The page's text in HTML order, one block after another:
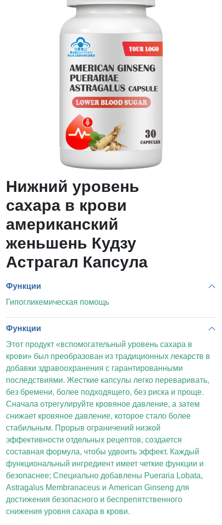
Нижний уровень
сахара в крови
американский
женьшень Кудзу
Астрагал Капсула
Функции
Гипогликемическая помощь
Функции
Этот продукт «вспомогательный уровень сахара в
крови» был преобразован из традиционных лекарств в
добавки здравоохранения с гарантированными
последствиями. Жесткие капсулы легко переваривать,
без бремени, более подходящего, без риска и проще.
Сначала отрегулируйте кровяное давление, а затем
снижает кровяное давление, которое стало более
стабильным. Прорыв ограничений низкой
эффективности отдельных рецептов, создается
составная формула, чтобы удвоить эффект. Каждый
функциональный ингредиент имеет четкие функции и
безопаснее; Специально добавлены Pueraria Lobata,
Astragalus Membranaceus и American Ginseng для
достижения безопасного и беспрепятственного
снижения уровня сахара в крови.